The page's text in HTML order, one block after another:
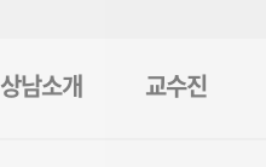
상남소개 교수진